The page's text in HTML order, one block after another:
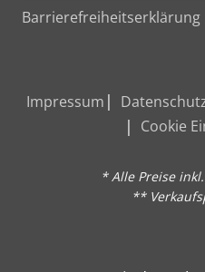
Barrierefreiheitserklärung
Impressum
Cookie
* Alle Preise
**